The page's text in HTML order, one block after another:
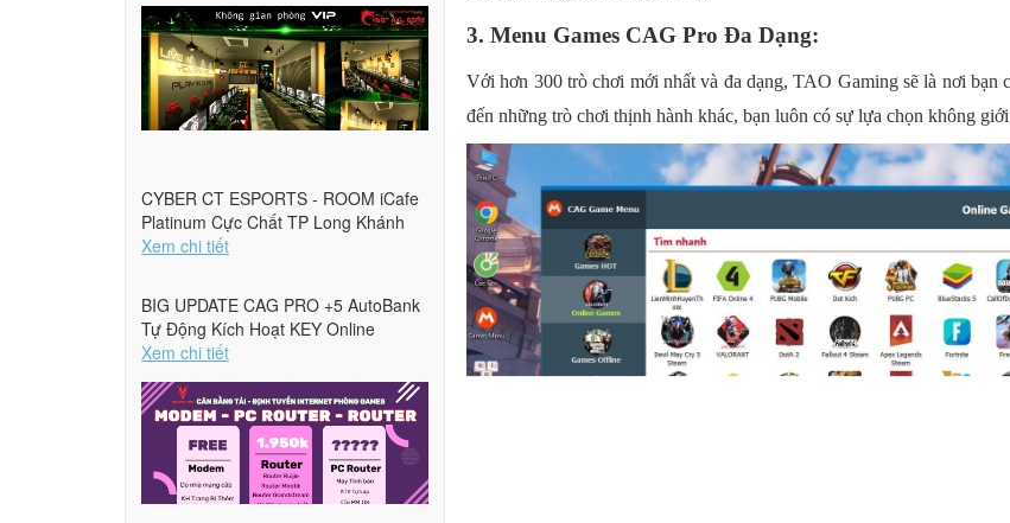
CYBER CT ESPORTS - ROOM iCafe
Platinum Cực Chất TP Long Khánh
Xem chi tiết
BIG UPDATE CAG PRO +5 AutoBank
Tự Động Kích Hoạt KEY Online
Xem chi tiết
3. Menu Games CAG Pro Đa Dạng:
Với hơn 300 trò chơi mới nhất và đa dạng, TAO Gaming sẽ là nơi
đến những trò chơi thịnh hành khác, bạn luôn có sự lựa chọn không